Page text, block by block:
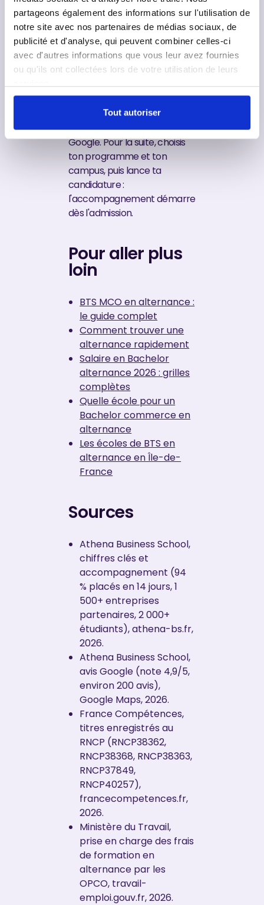
partageons également des informations sur l'utilisation de
notre site avec nos partenaires de médias sociaux, de
publicité et d'analyse, qui peuvent combiner celles-ci
avec d'autres informations que vous leur avez fournies
ou qu'ils ont collectées lors de votre utilisation de leurs
Tout autoriser
grosse. Elle te promet d'être
là quand tu cherches ton
entreprise, de te connaître
par ton prénom et de te
délivrer un diplôme qui vaut
sur le marché. C'est ce que
mesurent nos2 000+
étudiants accompagnés et
notre note de4,9/5sur
Google. Pour la suite, choisis
ton programme et ton
campus, puis lance ta
candidature :
l'accompagnement démarre
dès l'admission.
Pour aller plus
loin
BTS MCO en alternance :
le guide complet
Comment trouver une
alternance rapidement
Salaire en Bachelor
alternance 2026 : grilles
complètes
Quelle école pour un
Bachelor commerce en
alternance
Les écoles de BTS en
alternance en Île-de-
France
Sources
Athena Business School,
chiffres clés et
accompagnement (94
% placés en 14 jours, 1
500+ entreprises
partenaires, 2 000+
étudiants), athena-bs.fr,
2026.
Athena Business School,
avis Google (note 4,9/5,
environ 200 avis),
Google Maps, 2026.
France Compétences,
titres enregistrés au
RNCP (RNCP38362,
RNCP38368, RNCP38363,
RNCP37849,
RNCP40257),
francecompetences.fr,
2026.
Ministère du Travail,
prise en charge des frais
de formation en
alternance par les
OPCO, travail-
emploi.gouv.fr, 2026.